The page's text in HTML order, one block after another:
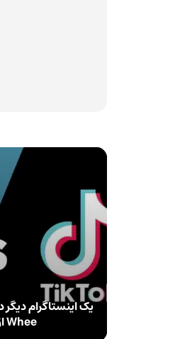
یک اینستاگرام
Whee از خالق تیک‌تاک